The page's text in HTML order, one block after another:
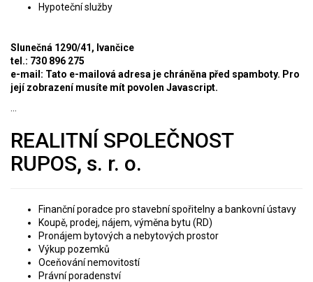
Hypoteční služby
Slunečná 1290/41, Ivančice
tel.: 730 896 275
e-mail: Tato e-mailová adresa je chráněna před spamboty. Pro
její zobrazení musíte mít povolen Javascript.
REALITNÍ SPOLEČNOST
RUPOS, s. r. o.
Finanční poradce pro stavební spořitelny a bankovní ústavy
Koupě, prodej, nájem, výměna bytu (RD)
Pronájem bytových a nebytových prostor
Výkup pozemků
Oceňování nemovitostí
Právní poradenství